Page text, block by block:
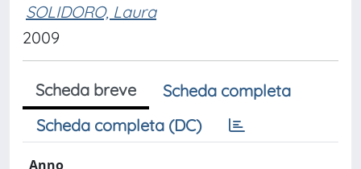
SOLIDORO, Laura
2009
Scheda breve
Scheda completa
Scheda completa (DC)
Anno